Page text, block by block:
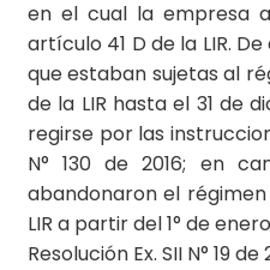
en el cual la empresa
artículo 41 D de la LIR.
que estaban sujetas al
de la LIR hasta el 31 de
regirse por las
N° 130 de 2016; en
abandonaron el
LIR a partir del 1° de
Resolución Ex. SII N° 19 de